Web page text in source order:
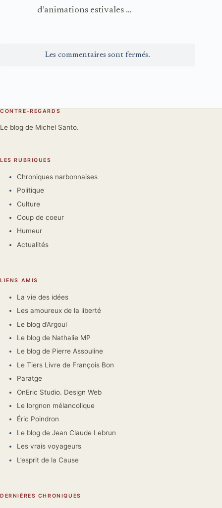
d’animations estivales …
Les commentaires sont fermés.
CONTRE-REGARDS
Le blog de Michel Santo.
LES RUBRIQUES
Chroniques narbonnaises
Politique
Culture
Coup de coeur
Humeur
Actualités
LIENS AMIS
La vie des idées
Les amoureux de la liberté
Le blog d’Argoul
Le blog de Nathalie MP
Le blog de Pierre Assouline
Le Tiers Livre de François Bon
Paratge
OnEric Studio. Design Web
Le lorgnon mélancolique
Éric Poindron
Le blog de Jean Claude Lebrun
Les vrais voyageurs
L’esprit de la Cause
DERNIÈRES CHRONIQUES